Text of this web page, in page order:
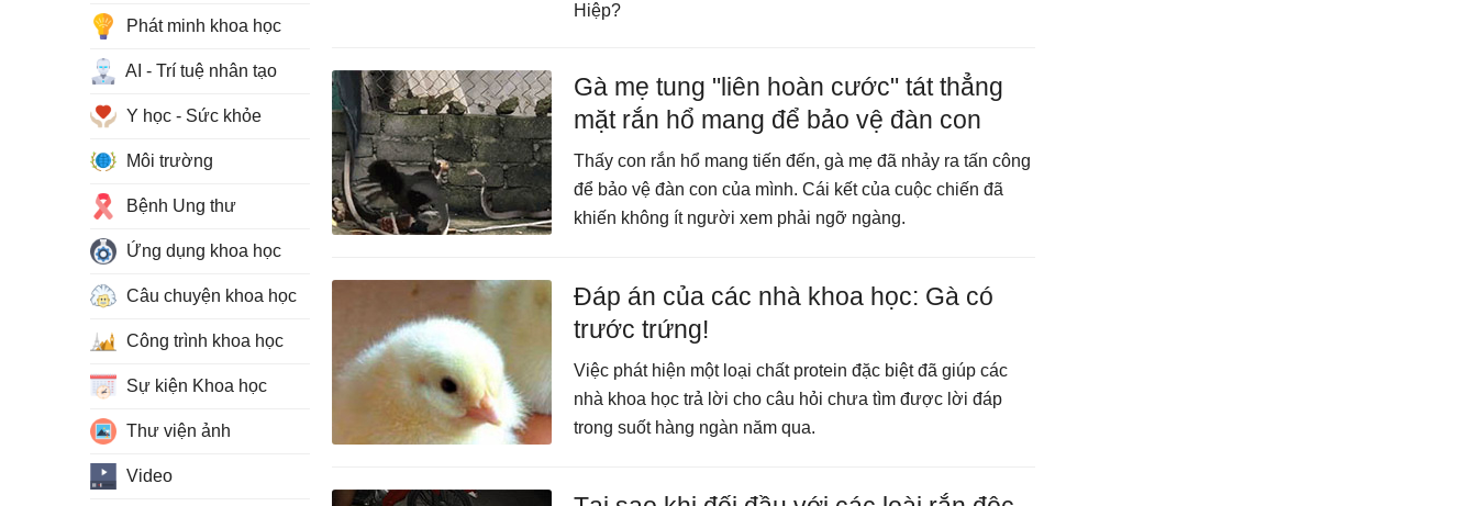
Hiệp?
Gà mẹ tung "liên hoàn cước" tát thẳng
mặt rắn hổ mang để bảo vệ đàn con
Thấy con rắn hổ mang tiến đến, gà mẹ đã nhảy ra tấn công
để bảo vệ đàn con của mình. Cái kết của cuộc chiến đã
khiến không ít người xem phải ngỡ ngàng.
Đáp án của các nhà khoa học: Gà có
trước trứng!
Việc phát hiện một loại chất protein đặc biệt đã giúp các
nhà khoa học trả lời cho câu hỏi chưa tìm được lời đáp
trong suốt hàng ngàn năm qua.
Phát minh khoa học
AI - Trí tuệ nhân tạo
Y học - Sức khỏe
Môi trường
Bệnh Ung thư
Ứng dụng khoa học
Câu chuyện khoa học
Công trình khoa học
Sự kiện Khoa học
Thư viện ảnh
Video